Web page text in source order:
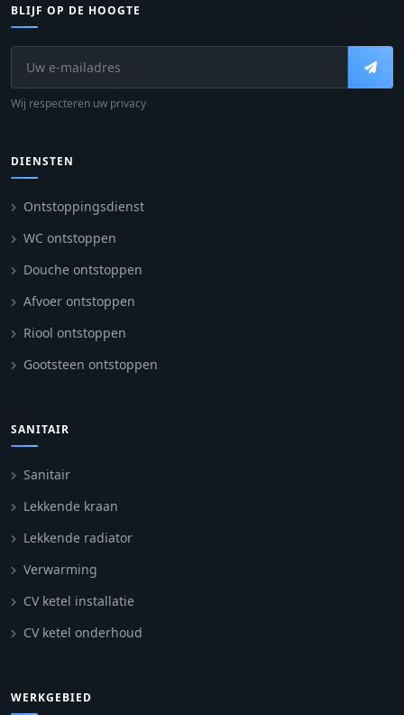
BLIJF OP DE HOOGTE
Wij respecteren uw privacy
DIENSTEN
Ontstoppingsdienst
WC ontstoppen
Douche ontstoppen
Afvoer ontstoppen
Riool ontstoppen
Gootsteen ontstoppen
SANITAIR
Sanitair
Lekkende kraan
Lekkende radiator
Verwarming
CV ketel installatie
CV ketel onderhoud
WERKGEBIED